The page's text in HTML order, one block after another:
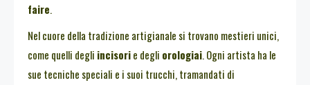
faire.
Nel cuore della tradizione artigianale si trovano mestieri unici,
come quelli degli incisorie degli orologiai. Ogni artista ha le
sue tecniche speciali e i suoi trucchi, tramandati di